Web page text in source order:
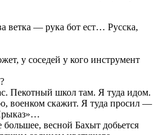
ветка — рука бот ест… Русска,
у соседей у кого инструмент
Пекотный школ там. Я туда идом.
военком скажит. Я туда просил —
весной Бахыт добьется